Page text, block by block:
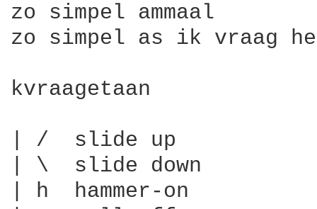
zo simpel ammaal
zo simpel as ik vraag
kvraagetaan
| /  slide up
| \  slide down
| h  hammer-on